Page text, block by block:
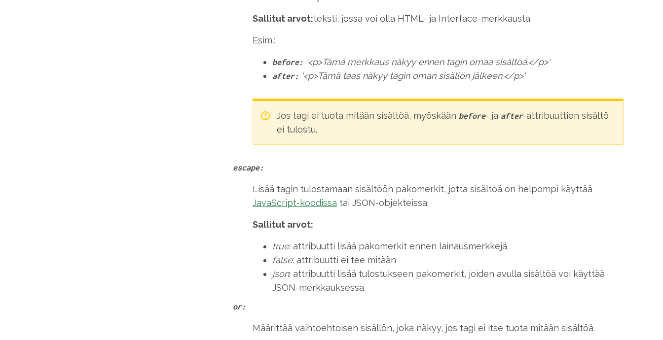
Sallitut arvot:teksti, jossa voi olla HTML- ja Interface-merkkausta.
Esim.:
before: '<p>Tämä merkkaus näkyy ennen tagin omaa sisältöä.</p>'
after: '<p>Tämä taas näkyy tagin oman sisällön jälkeen.</p>'
Jos tagi ei tuota mitään sisältöä, myöskään before- ja after-attribuuttien sisältö
ei tulostu.
escape:
Lisää tagin tulostamaan sisältöön pakomerkit, jotta sisältöä on helpompi käyttää
JavaScript-koodissa tai JSON-objekteissa.
Sallitut arvot:
true: attribuutti lisää pakomerkit ennen lainausmerkkejä
false: attribuutti ei tee mitään
json: attribuutti lisää tulostukseen pakomerkit, joiden avulla sisältöä voi käyttää
JSON-merkkauksessa.
or:
Määrittää vaihtoehtoisen sisällön, joka näkyy, jos tagi ei itse tuota mitään sisältöä.